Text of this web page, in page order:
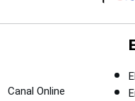
Canal Online